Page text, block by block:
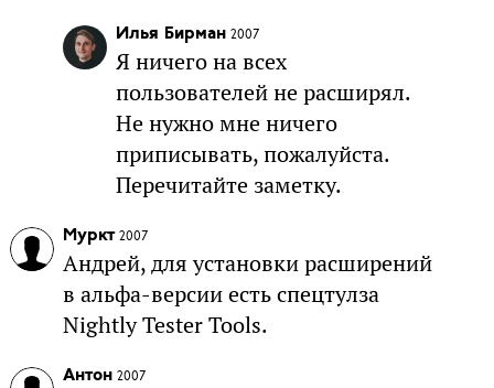
Илья Бирман 2007
Я ничего на всех
пользователей не расширял.
Не нужно мне ничего
приписывать, пожалуйста.
Перечитайте заметку.
Муркт 2007
Андрей, для установки расширений
в альфа-версии есть спецтулза
Nightly Tester Tools.
Антон 2007